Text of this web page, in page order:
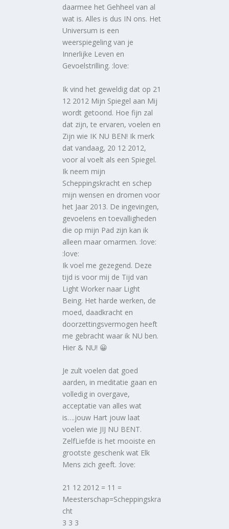
daarmee het Gehheel van al
wat is. Alles is dus IN ons. Het
Universum is een
weerspiegeling van je
Innerlijke Leven en
Gevoelstrilling. :love:
Ik vind het geweldig dat op 21
12 2012 Mijn Spiegel aan Mij
wordt getoond. Hoe fijn zal
dat zijn, te ervaren, voelen en
Zijn wie IK NU BEN! Ik merk
dat vandaag, 20 12 2012,
voor al voelt als een Spiegel.
Ik neem mijn
Scheppingskracht en schep
mijn wensen en dromen voor
het Jaar 2013. De ingevingen,
gevoelens en toevalligheden
die op mijn Pad zijn kan ik
alleen maar omarmen. :love:
:love:
Ik voel me gezegend. Deze
tijd is voor mij de Tijd van
Light Worker naar Light
Being. Het harde werken, de
moed, daadkracht en
doorzettingsvermogen heeft
me gebracht waar ik NU ben.
Hier & NU! 😀
Je zult voelen dat goed
aarden, in meditatie gaan en
volledig in overgave,
acceptatie van alles wat
is….jouw Hart jouw laat
voelen wie JIJ NU BENT.
ZelfLiefde is het mooiste en
grootste geschenk wat Elk
Mens zich geeft. :love:
21 12 2012 = 11 =
Meesterschap=Scheppingskra
cht
3 3 3